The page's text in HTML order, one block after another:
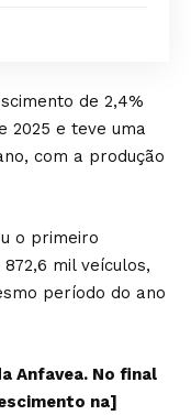
de 2,4%
2025 e teve uma
com a produção
o primeiro
mil veículos,
período do ano
Anfavea. No final
na]